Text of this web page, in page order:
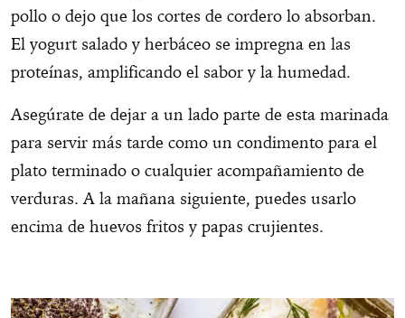
pollo o dejo que los cortes de cordero lo absorban.
El yogurt salado y herbáceo se impregna en las
proteínas, amplificando el sabor y la humedad.
Asegúrate de dejar a un lado parte de esta marinada
para servir más tarde como un condimento para el
plato terminado o cualquier acompañamiento de
verduras. A la mañana siguiente, puedes usarlo
encima de huevos fritos y papas crujientes.